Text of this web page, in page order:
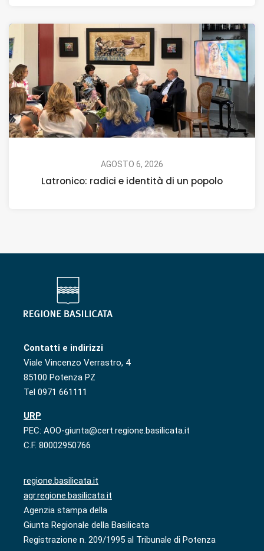
AGOSTO 6, 2026
Latronico: radici e identità di un popolo
Contatti e indirizzi
Viale Vincenzo Verrastro, 4
85100 Potenza PZ
Tel 0971 661111
URP
PEC: AOO-giunta@cert.regione.basilicata.it
C.F. 80002950766
regione.basilicata.it
agr.regione.basilicata.it
Agenzia stampa della
Giunta Regionale della Basilicata
Registrazione n. 209/1995 al Tribunale di Potenza